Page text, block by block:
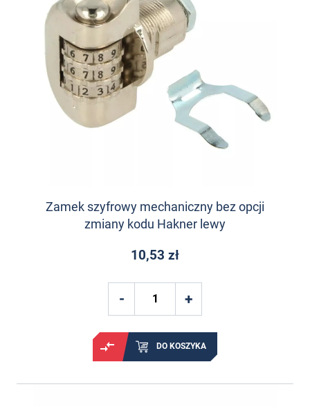
Zamek szyfrowy mechaniczny bez opcji
zmiany kodu Hakner lewy
10,53 zł
DO KOSZYKA